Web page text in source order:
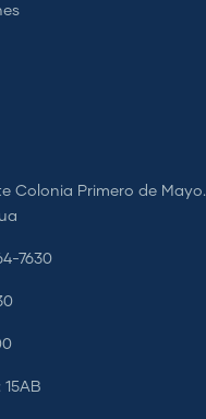
Colonia Primero de Mayo.
7630